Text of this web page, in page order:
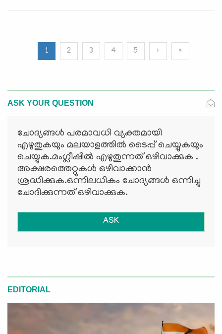
1 2 3 4 5 › »
ASK YOUR QUESTION
ചോദ്യങ്ങള്‍ പരമാവധി വ്യക്തമായി
എഴുതുകയും മലയാളത്തില്‍ ടൈപ്പ് ചെയ്യുകയും
ചെയ്യുക.മംഗ്ലീഷില്‍ എഴുതുന്നത് ഒഴിവാക്കുക .
അക്ഷരത്തെറ്റുകള്‍ ഒഴിവാക്കാന്‍
ശ്രദ്ധിക്കുക.ഒന്നിലധികം ചോദ്യങ്ങള്‍ ഒന്നിച്ചു
ചോദിക്കുന്നത് ഒഴിവാക്കുക.
ASK
EDITORIAL